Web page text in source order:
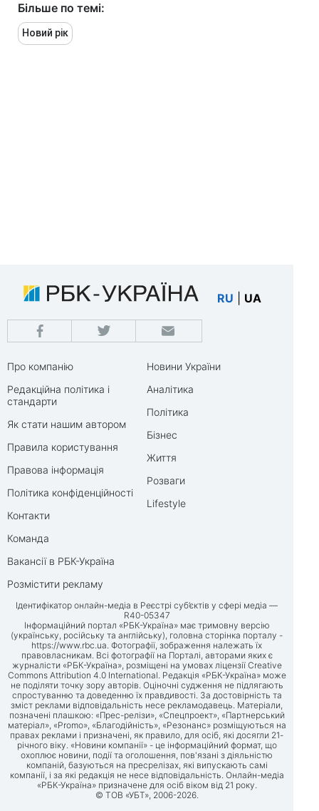
Більше по темі:
Новий рік
RU UA
Про компанію
Редакційна політика і
стандарти
Як стати нашим автором
Правила користування
Правова інформація
Політика конфіденційності
Контакти
Команда
Вакансії в РБК-Україна
Розмістити рекламу
Новини України
Аналітика
Політика
Бізнес
Життя
Розваги
Lifestyle
Ідентифікатор онлайн-медіа в Реєстрі суб’єктів у сфері медіа —
R40-05347
Інформаційний портал «РБК-Україна» має тримовну версію
(українську, російську та англійську), головна сторінка порталу -
https://www.rbc.ua. Фотографії, зображення належать їх
правовласникам. Всі фотографії на Порталі, авторами яких є
журналісти «РБК-Україна», розміщені на умовах ліцензії Creative
Commons Attribution 4.0 International. Редакція «РБК-Україна» може
не поділяти точку зору авторів. Оціночні судження не підлягають
спростуванню та доведенню їх правдивості. За достовірність та
зміст реклами відповідальність несе рекламодавець. Матеріали,
позначені плашкою: «Прес-релізи», «Спецпроект», «Партнерський
матеріал», «Promo», «Благодійність», «Резонанс» розміщуються на
правах реклами і призначені, як правило, для осіб, які досягли 21-
річного віку. «Новини компанії» - це інформаційний формат, що
охоплює новини, події та оголошення, пов'язані з діяльністю
компаній, базуються на пресрелізах, які випускають самі
компанії, і за які редакція не несе відповідальність. Онлайн-медіа
«РБК-Україна» призначене для осіб віком від 21 року.
© ТОВ «УБТ», 2006-2026.